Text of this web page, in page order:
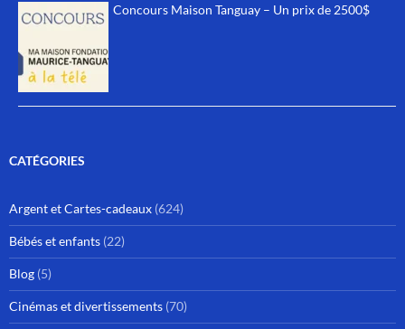
Concours Maison Tanguay – Un prix de 2500$
CATÉGORIES
Argent et Cartes-cadeaux (624)
Bébés et enfants (22)
Blog (5)
Cinémas et divertissements (70)